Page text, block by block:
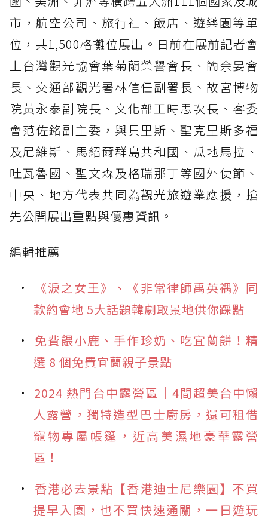
市，航空公司、旅行社、飯店、遊樂園等單
位，共1,500格攤位展出。日前在展前記者會
上台灣觀光協會葉菊蘭榮譽會長、簡余晏會
長、交通部觀光署林信任副署長、故宮博物
院黃永泰副院長、文化部王時思次長、客委
會范佐銘副主委，與貝里斯、聖克里斯多福
及尼維斯、馬紹爾群島共和國、瓜地馬拉、
吐瓦魯國、聖文森及格瑞那丁等國外使節、
中央、地方代表共同為觀光旅遊業應援，搶
先公開展出重點與優惠資訊。
編輯推薦
《淚之女王》、《非常律師禹英禑》同
款約會地 5大話題韓劇取景地供你踩點
免費餵小鹿、手作珍奶、吃宜蘭餅！精
選 8 個免費宜蘭親子景點
2024 熱門台中露營區｜4間超美台中懶
人露營，獨特造型巴士廚房，還可租借
寵物專屬帳篷，近高美濕地豪華露營
區！
香港必去景點【香港迪士尼樂園】不買
提早入園，也不買快速通關，一日遊玩